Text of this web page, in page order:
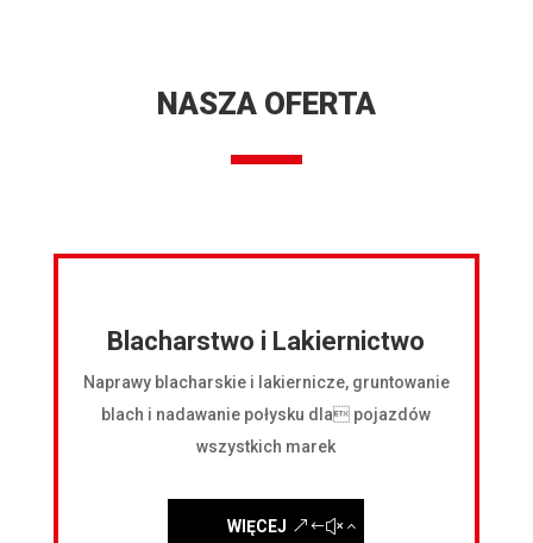
NASZA OFERTA
Blacharstwo i Lakiernictwo
Naprawy blacharskie i lakiernicze, gruntowanie
blach i nadawanie połysku dla pojazdów
wszystkich marek
WIĘCEJ